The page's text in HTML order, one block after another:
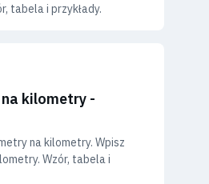
tabela i przykłady.
kilometry -
na kilometry. Wpisz
Wzór, tabela i